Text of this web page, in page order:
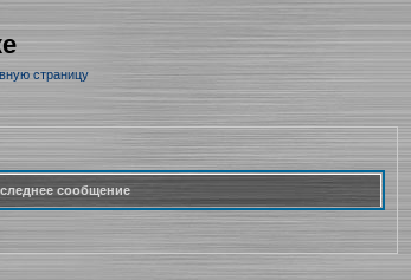
страницу
сообщение